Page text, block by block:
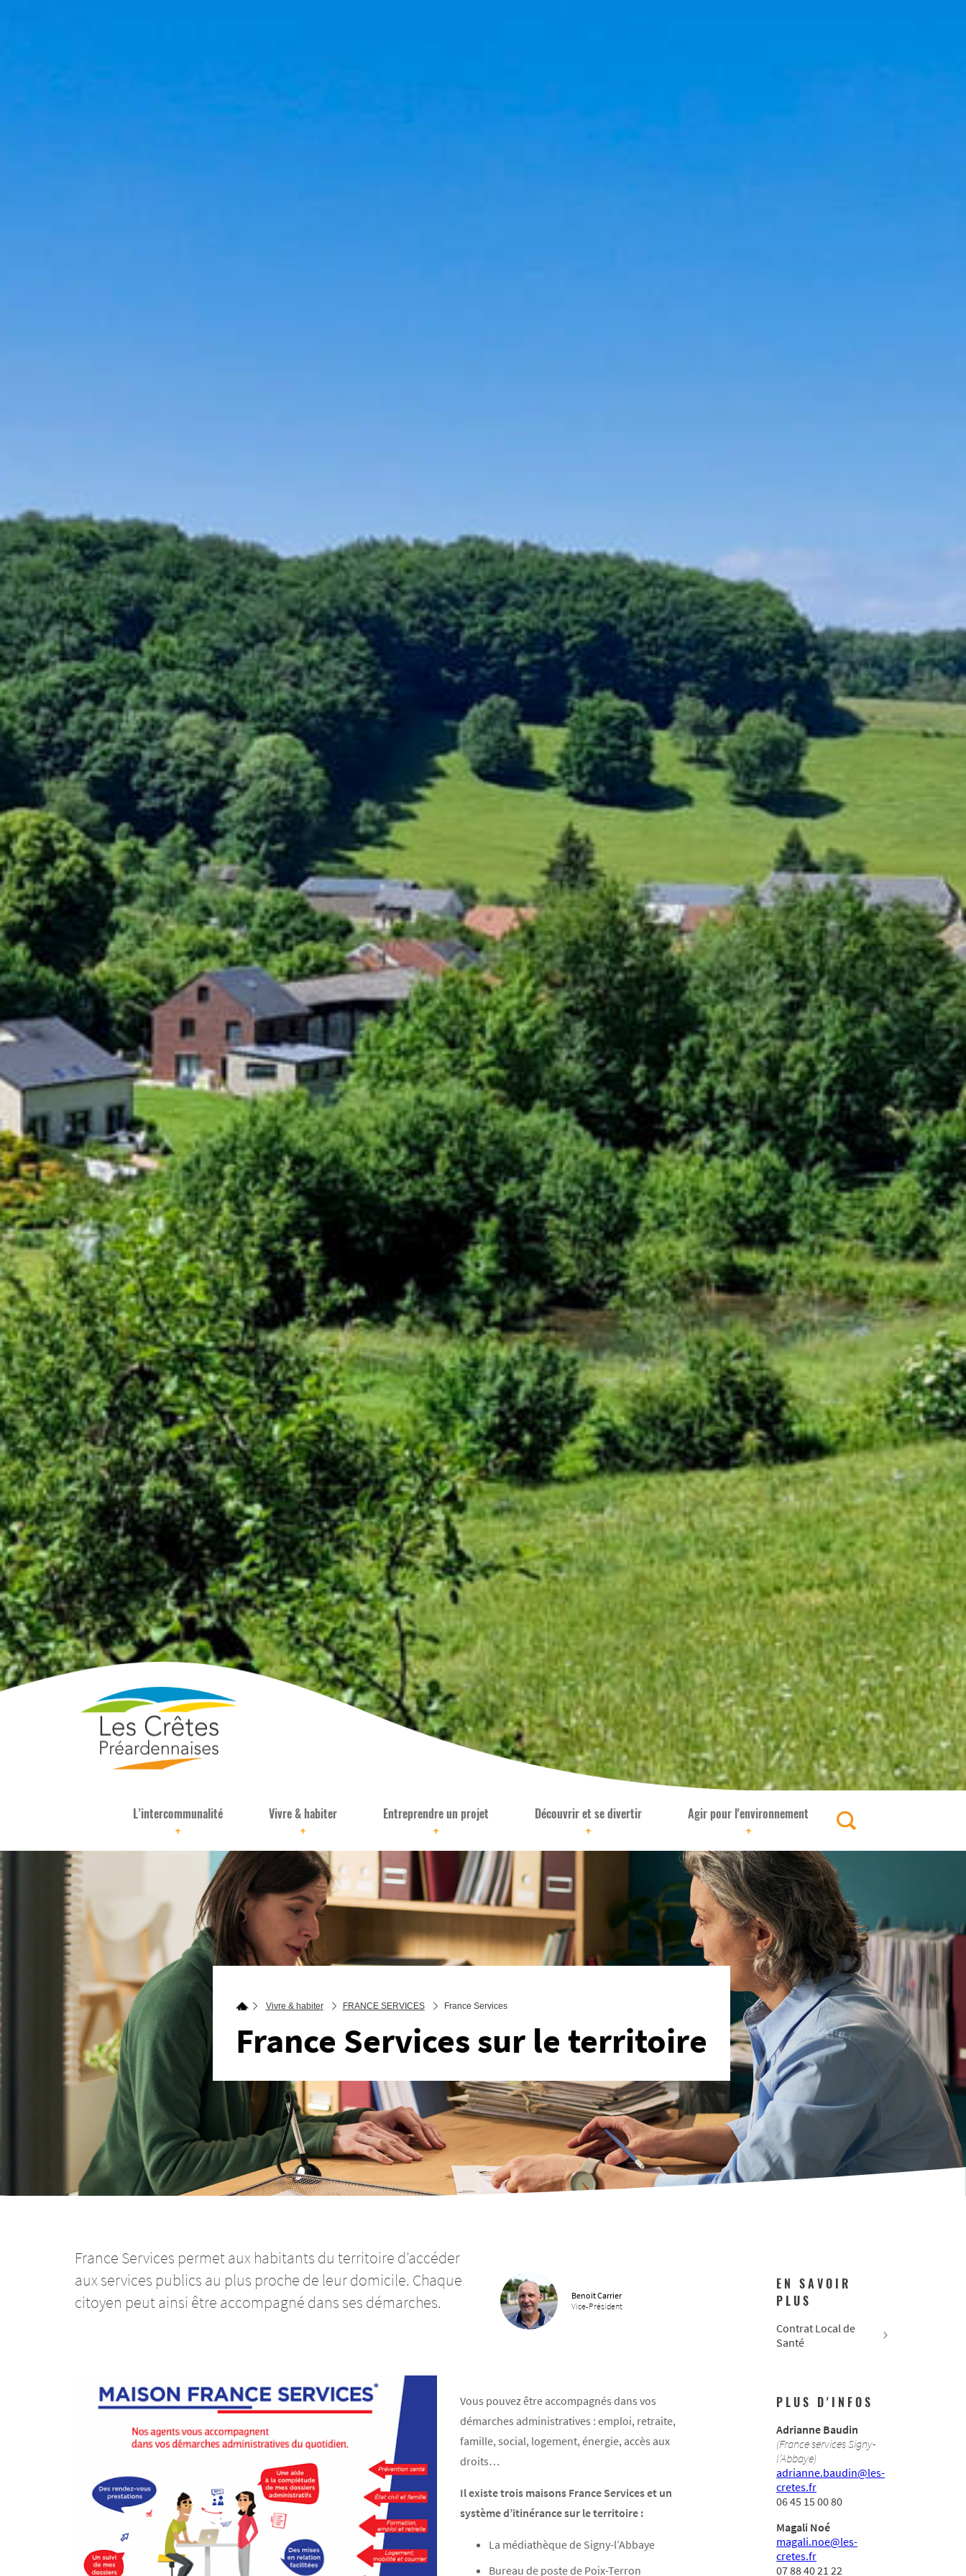
+
L’intercommunalité
+
Vivre & habiter
+
Entreprendre un projet
+
Découvrir et se divertir
+
Agir pour l'environnement
Vivre & habiter FRANCE SERVICES France Services
France Services sur le territoire
France Services permet aux habi­­­­­­­­­­­tants du terri­­­­­­­­­­­toire d’ac­­­­­­­­­­­­­­­­­­­­­­­­­­­­­­­­­­­­­­­­­cé­­­­­­­­­­­der
aux services publics au plus proche de leur domi­­­­­­­­­­­cile. Chaque
citoyen peut ainsi être accom­­­­­­­­­­­­­­­­­­­­­­­­­­­­­­­­­­­­­­­­­pa­­­­­­­­­­­­­­­­­­­­­­­­­­­­­­­­­­­­­­­­­gné dans ses démarches.
Benoit Carrier
Vice-Président
Vous pouvez être accom­­­­­­­­­­­­­­­­­­­­­­­­­­­­­­­­­­­­­­pa­­­­­­­­­­­­­­­­­­­­­­­­­­­­­­­­­­­­­­gnés dans vos
démarches admi­­­­­­­­­­­­­­­­­­­­­­­­­­­­­­­­­­­­­­nis­­­­­­­­­­­­­­­­­­­­­­­­­­­­­­­­­­­­­­tra­­­­­­­­­­­­­­­­­­­­­­­­­­­­­­­­­­­­­­tives : emploi, retraite,
famille, social, loge­­­­­­­­­­­­­­­­­­­­­­­­­­­­­­­­­­­­­­ment, éner­­­­­­­­­­­­­­­­­­­­­­­­­­­­­­­­­­­­­­gie, accès aux
droits…
Il existe trois maisons France Services et un
système d’iti­­­­­­­­­­né­­­­­­­­­­­rance sur le terri­­­­­­­­­­­­­­­­­­­­­­­­­­­­­­­­­­­­­­toire :
La média­­­­­­­­­­­­­­­­­­­­­­­­­­­­­­­­­­­­­­thèque de Signy-l’Ab­­­­­­­­­­­­­­­­­­­­­­­­­­­­­­­­­­­­­­baye
Bureau de poste de Poix-Terron
EN SAVOIR
PLUS
Contrat Local de
Santé
PLUS D'INFOS
Adrianne Baudin
(France services Signy-
l’Ab­­­­­­­­­­­­­­­­­­baye)
adrianne.baudin@­­­­­­­les­­­­­­­
cretes.fr
06 45 15 00 80
Magali Noé
magali.noe@­­­­­­­­les­­­­­­­­
cretes.fr
07 88 40 21 22